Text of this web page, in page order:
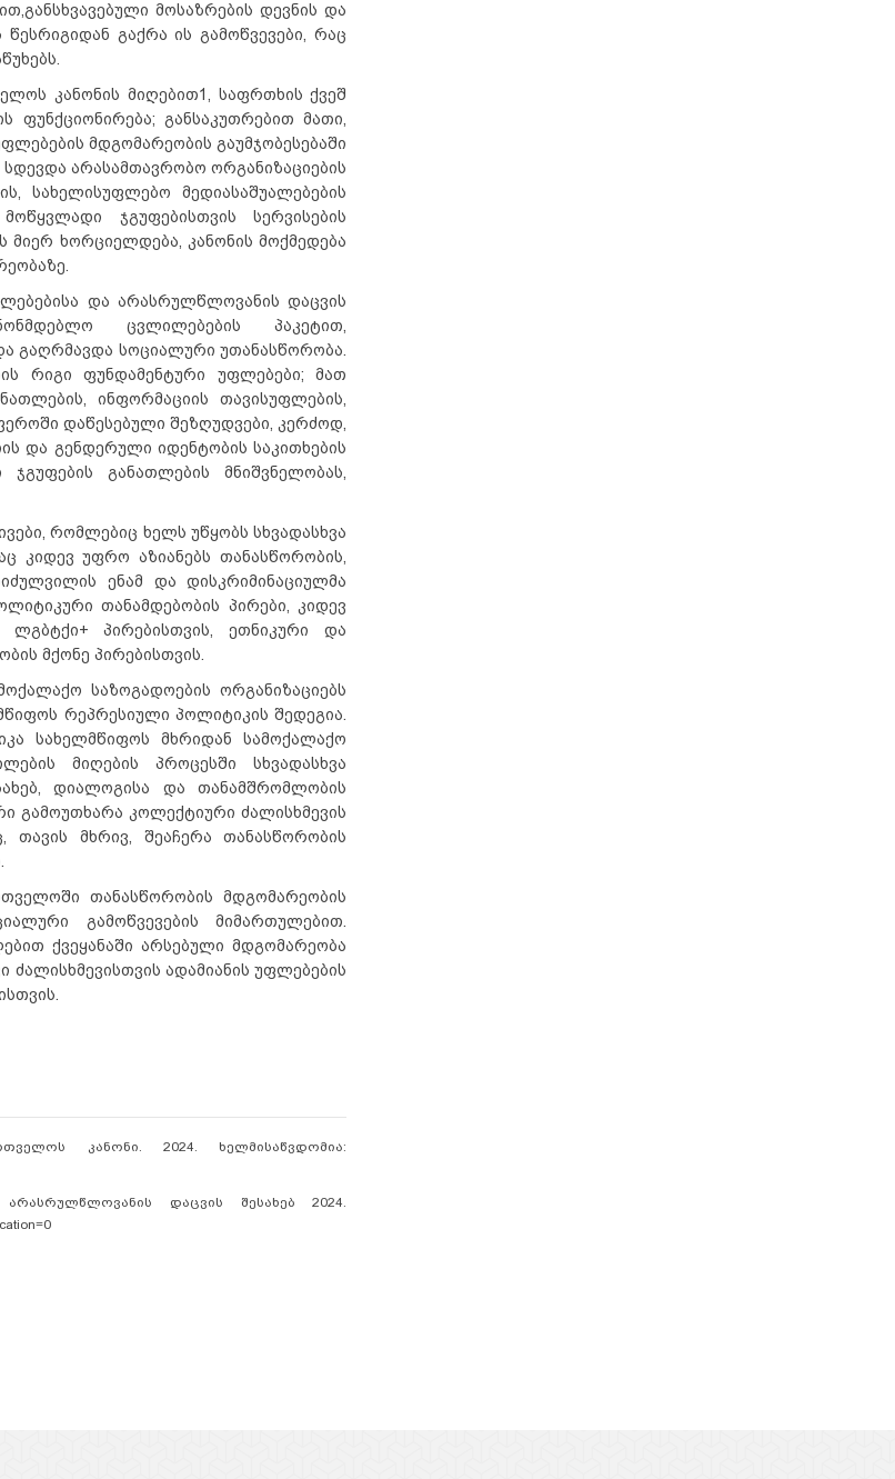
მოსაზრების დევნის და
გაქრა ის გამოწვევები, რაც
კანონის მიღებით1, საფრთხის ქვეშ
განსაკუთრებით მათი,
მდგომარეობის გაუმჯობესებაში
არასამთავრობო ორგანიზაციების
სახელისუფლებო მედიასაშუალებების
ჯგუფებისთვის სერვისების
ხორციელდება, კანონის მოქმედება
და არასრულწლოვანის დაცვის
ცვლილებების პაკეტით,
გაღრმავდა სოციალური უთანასწორობა.
რიგი ფუნდამენტური უფლებები; მათ
ინფორმაციის თავისუფლების,
დაწესებული შეზღუდვები, კერძოდ,
და გენდერული იდენტობის საკითხების
განათლების მნიშვნელობას,
რომლებიც ხელს უწყობს სხვადასხვა
კიდევ უფრო აზიანებს თანასწორობის,
ენამ და დისკრიმინაციულმა
თანამდებობის პირები, კიდევ
პირებისთვის, ეთნიკური და
მქონე პირებისთვის.
საზოგადოების ორგანიზაციებს
რეპრესიული პოლიტიკის შედეგია.
სახელმწიფოს მხრიდან სამოქალაქო
მიღების პროცესში სხვადასხვა
დიალოგისა და თანამშრომლობის
გამოუთხარა კოლექტიური ძალისხმევის
თავის მხრივ, შეაჩერა თანასწორობის
თანასწორობის მდგომარეობის
გამოწვევების მიმართულებით.
ქვეყანაში არსებული მდგომარეობა
ადამიანის უფლებების
კანონი. 2024. ხელმისაწვდომია:
დაცვის შესახებ 2024.